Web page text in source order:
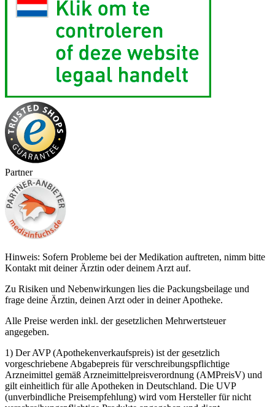
Partner
Hinweis: Sofern Probleme bei der Medikation auftreten, nimm bitte
Kontakt mit deiner Ärztin oder deinem Arzt auf.
Zu Risiken und Nebenwirkungen lies die Packungsbeilage und
frage deine Ärztin, deinen Arzt oder in deiner Apotheke.
Alle Preise werden inkl. der gesetzlichen Mehrwertsteuer
angegeben.
1) Der AVP (Apothekenverkaufspreis) ist der gesetzlich
vorgeschriebene Abgabepreis für verschreibungspflichtige
Arzneimittel gemäß Arzneimittelpreisverordnung (AMPreisV) und
gilt einheitlich für alle Apotheken in Deutschland. Die UVP
(unverbindliche Preisempfehlung) wird vom Hersteller für nicht